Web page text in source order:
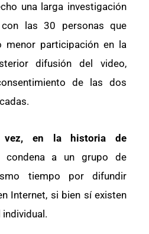
una larga investigación
las 30 personas que
menor participación en la
difusión del video,
de las dos
vez, en la historia de
condena a un grupo de
tiempo por difundir
Internet, si bien sí existen
individual.